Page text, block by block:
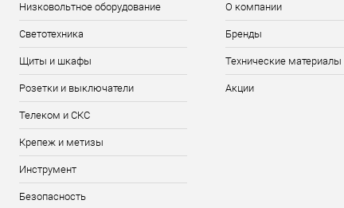
Низковольтное оборудование
Светотехника
Щиты и шкафы
Розетки и выключатели
Телеком и СКС
Крепеж и метизы
Инструмент
Безопасность
О компании
Бренды
Технические материалы
Акции